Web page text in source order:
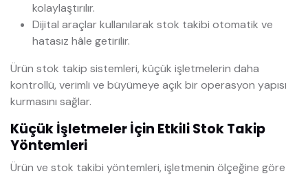
kolaylaştırılır.
Dijital araçlar kullanılarak stok takibi otomatik ve
hatasız hâle getirilir.
Ürün stok takip sistemleri, küçük işletmelerin daha
kontrollü, verimli ve büyümeye açık bir operasyon yapısı
kurmasını sağlar.
Küçük İşletmeler İçin Etkili Stok Takip
Yöntemleri
Ürün ve stok takibi yöntemleri, işletmenin ölçeğine göre